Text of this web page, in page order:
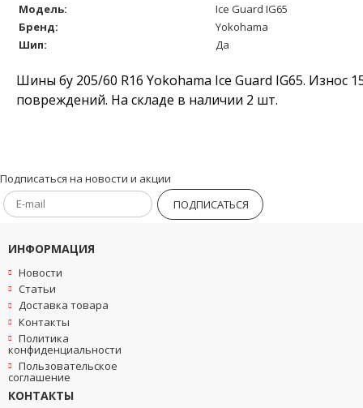
Модель:
Ice Guard IG65
Бренд:
Yokohama
Шип:
Да
Шины бу 205/60 R16 Yokohama Ice Guard IG65. Износ
повреждений. На складе в наличии 2 шт.
Подписаться на новости и акции
ПОДПИСАТЬСЯ
ИНФОРМАЦИЯ
Новости
Статьи
Доставка товара
Контакты
Политика
конфиденциальности
Пользовательское
соглашение
КОНТАКТЫ